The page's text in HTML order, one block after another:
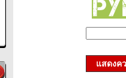
แสดงค